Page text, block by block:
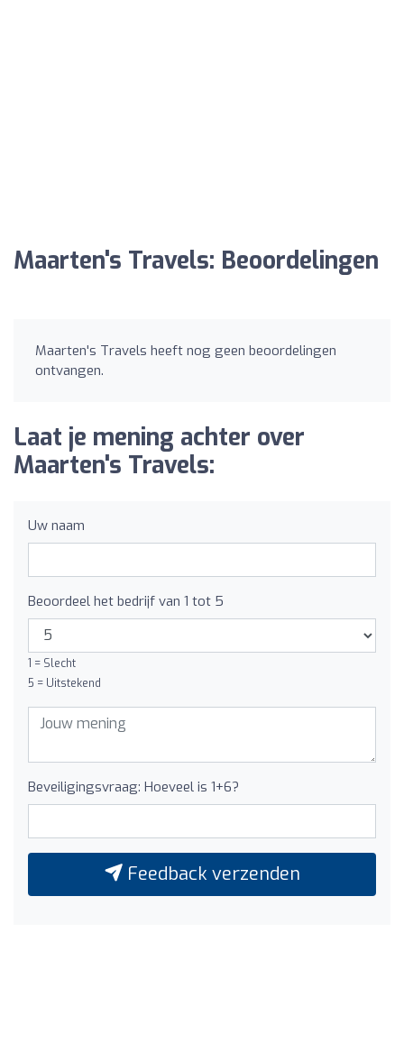
Maarten's Travels: Beoordelingen
Maarten's Travels heeft nog geen beoordelingen
ontvangen.
Laat je mening achter over
Maarten's Travels:
Uw naam
Beoordeel het bedrijf van 1 tot 5
1 = Slecht
5 = Uitstekend
Beveiligingsvraag: Hoeveel is 1+6?
Feedback verzenden